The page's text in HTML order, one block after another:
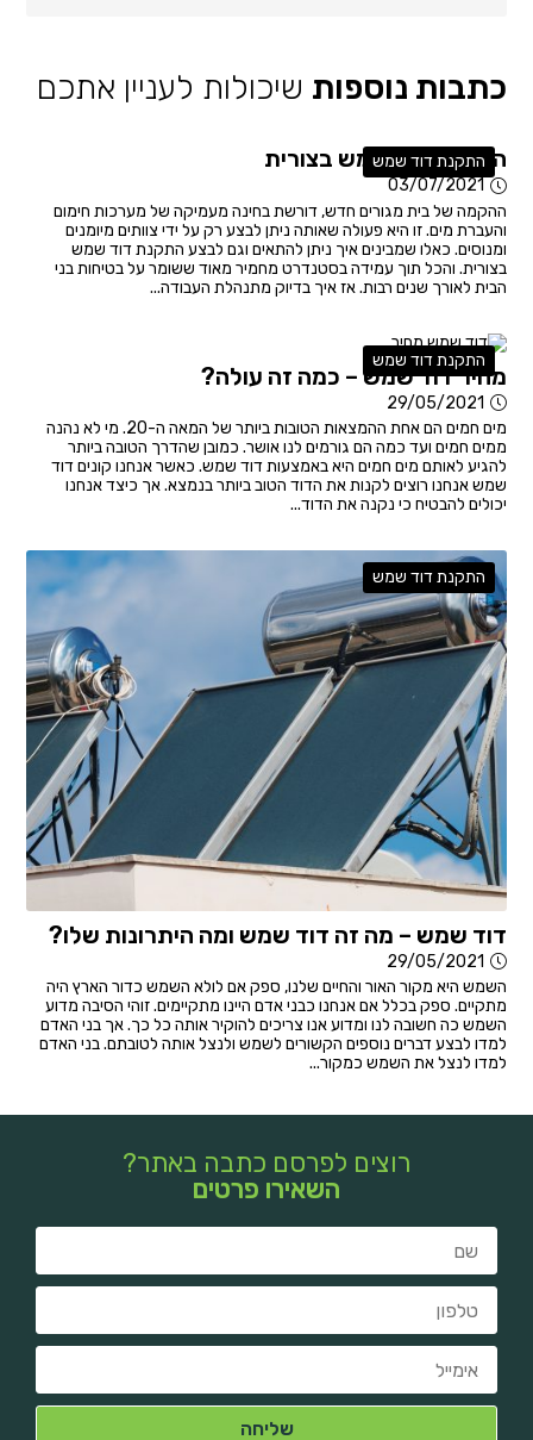
כתבות נוספות שיכולות לעניין אתכם
התקנת דוד שמש
התקנת דוד שמש בצורית
03/07/2021
ההקמה של בית מגורים חדש, דורשת בחינה מעמיקה של מערכות חימום
והעברת מים. זו היא פעולה שאותה ניתן לבצע רק על ידי צוותים מיומנים
ומנוסים. כאלו שמבינים איך ניתן להתאים וגם לבצע התקנת דוד שמש
בצורית. והכל תוך עמידה בסטנדרט מחמיר מאוד ששומר על בטיחות בני
הבית לאורך שנים רבות. אז איך בדיוק מתנהלת העבודה...
התקנת דוד שמש
מחיר דוד שמש – כמה זה עולה?
29/05/2021
מים חמים הם אחת ההמצאות הטובות ביותר של המאה ה-20. מי לא נהנה
ממים חמים ועד כמה הם גורמים לנו אושר. כמובן שהדרך הטובה ביותר
להגיע לאותם מים חמים היא באמצעות דוד שמש. כאשר אנחנו קונים דוד
שמש אנחנו רוצים לקנות את הדוד הטוב ביותר בנמצא. אך כיצד אנחנו
יכולים להבטיח כי נקנה את הדוד...
התקנת דוד שמש
דוד שמש – מה זה דוד שמש ומה היתרונות שלו?
29/05/2021
השמש היא מקור האור והחיים שלנו, ספק אם לולא השמש כדור הארץ היה
מתקיים. ספק בכלל אם אנחנו כבני אדם היינו מתקיימים. זוהי הסיבה מדוע
השמש כה חשובה לנו ומדוע אנו צריכים להוקיר אותה כל כך. אך בני האדם
למדו לבצע דברים נוספים הקשורים לשמש ולנצל אותה לטובתם. בני האדם
למדו לנצל את השמש כמקור...
רוצים לפרסם כתבה באתר?
השאירו פרטים